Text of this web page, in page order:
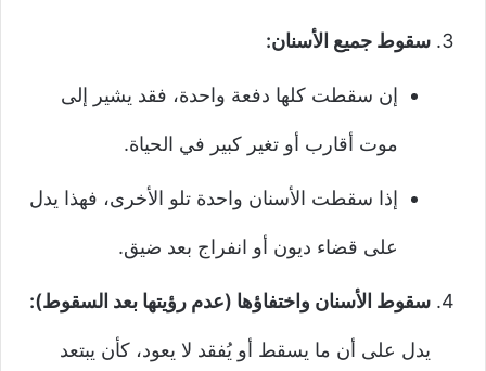
سقوط جميع الأسنان:
إن سقطت كلها دفعة واحدة، فقد يشير إلى
موت أقارب أو تغير كبير في الحياة.
إذا سقطت الأسنان واحدة تلو الأخرى، فهذا يدل
على قضاء ديون أو انفراج بعد ضيق.
سقوط الأسنان واختفاؤها (عدم رؤيتها بعد السقوط):
يدل على أن ما يسقط أو يُفقد لا يعود، كأن يبتعد